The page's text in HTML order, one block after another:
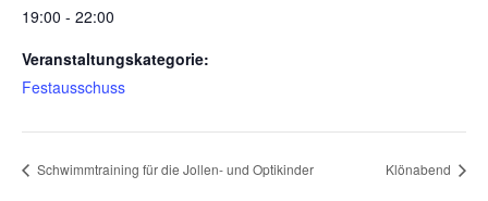
19:00 - 22:00
Veranstaltungskategorie:
Festausschuss
Schwimmtraining für die Jollen- und Optikinder Klönabend